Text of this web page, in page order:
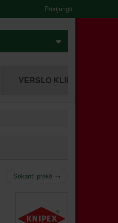
Prisijungti
VERSLO KLIENTAMS
Sekanti prekė →